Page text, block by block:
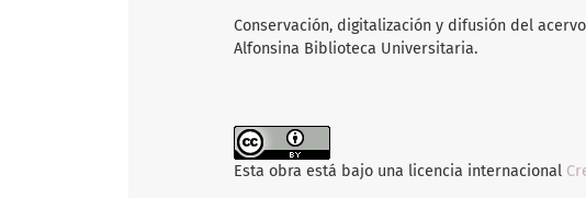
Conservación, digitalización y difusión del
Alfonsina Biblioteca Universitaria.
Esta obra está bajo una licencia internacional